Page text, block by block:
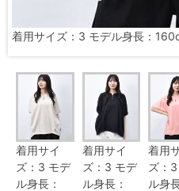
着用サイズ：3 モデル身長：
着用サイ
ズ：3 モデ
ル身長：
着用サイ
ズ：3 モデ
ル身長：
着用
ズ：
ル身